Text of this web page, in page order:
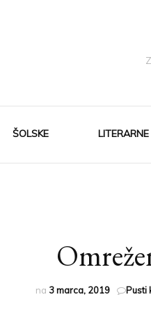
ŠOLSKE LITERARNE
na 3 marca, 2019 Pusti